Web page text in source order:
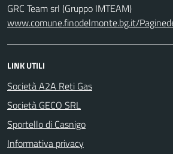
GRC Team srl (Gruppo IMTEAM)
www.comune.finodelmonte.bg.it/
LINK UTILI
Società A2A Reti Gas
Società GECO SRL
Sportello di Casnigo
Informativa privacy